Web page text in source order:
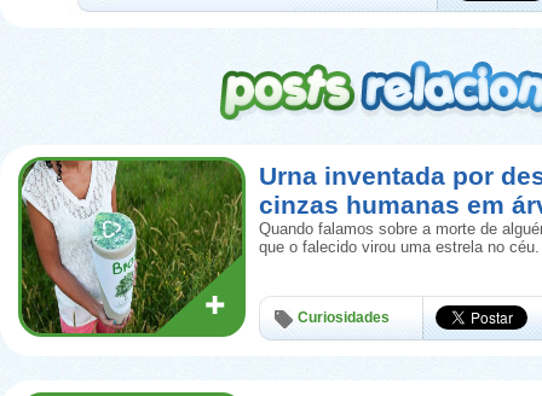
Urna inventada por
cinzas humanas em
Quando falamos sobre a morte de
que o falecido virou uma estrela no
Curiosidades